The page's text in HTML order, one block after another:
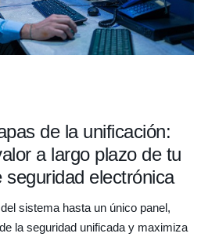
de la unificación:
a largo plazo de tu
seguridad electrónica
sistema hasta un único panel,
la seguridad unificada y maximiza